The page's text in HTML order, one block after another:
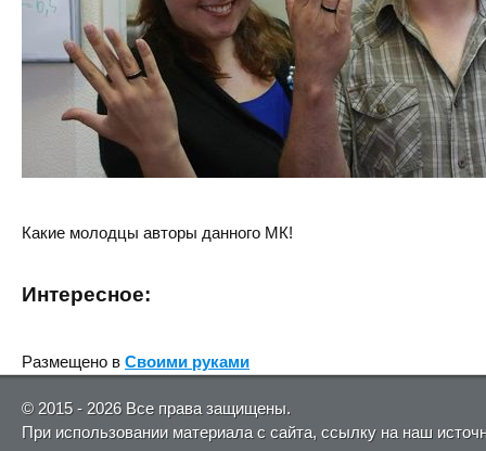
Какие молодцы авторы данного МК!
Интересное:
Размещено в Своими руками
© 2015 - 2026 Все права защищены.
При использовании материала с сайта, ссылку на наш